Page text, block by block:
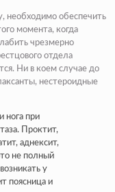
необходимо обеспечить
момента, когда
чрезмерно
отдела
Ни в коем случае до
нестероидные
нога при
Проктит,
аднексит,
не полный
у
поясница и